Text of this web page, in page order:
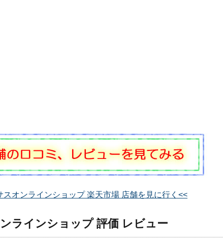
スオンラインショップ 楽天市場 店舗を見に行く<<
ラインショップ 評価 レビュー